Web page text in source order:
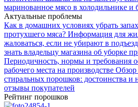
маринованное мясо в холодильнике и
Актуальные проблемы
Как в домашних условиях убрать
протухшего мяса? Информация для
жаловаться, если не убирают в
знать владельцу магазина об уборке
Периодичность, нормы и требования
рабочего места на производстве Обзор
стиральных порошков: достоинства и
отзывы покупателей
Рейтинг порошков